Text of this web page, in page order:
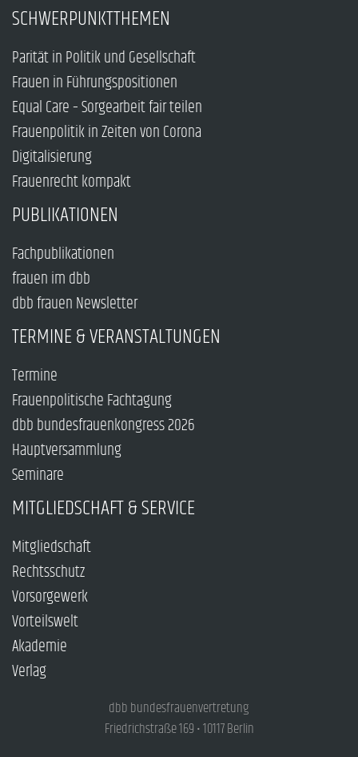
SCHWERPUNKTTHEMEN
Parität in Politik und Gesellschaft
Frauen in Führungspositionen
Equal Care – Sorgearbeit fair teilen
Frauenpolitik in Zeiten von Corona
Digitalisierung
Frauenrecht kompakt
PUBLIKATIONEN
Fachpublikationen
frauen im dbb
dbb frauen Newsletter
TERMINE & VERANSTALTUNGEN
Termine
Frauenpolitische Fachtagung
dbb bundesfrauenkongress 2026
Hauptversammlung
Seminare
MITGLIEDSCHAFT & SERVICE
Mitgliedschaft
Rechtsschutz
Vorsorgewerk
Vorteilswelt
Akademie
Verlag
dbb bundesfrauenvertretung
Friedrichstraße 169 • 10117 Berlin